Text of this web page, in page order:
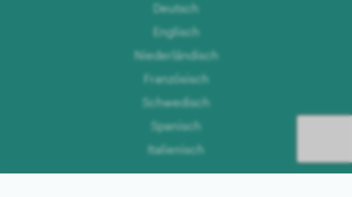
Deutsch
Englisch
Niederländisch
Französisch
Schwedisch
Spanisch
Italienisch